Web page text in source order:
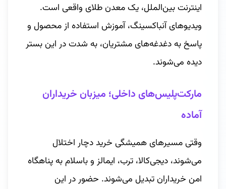
اینترنت بین‌الملل، یک معدن طلای واقعی است.
ویدیوهای آنباکسینگ، آموزش استفاده از محصول و
پاسخ به دغدغه‌های مشتریان، به شدت در این بستر
دیده می‌شوند.
مارکت‌پلیس‌های داخلی؛ میزبان خریداران
آماده
وقتی مسیرهای همیشگی خرید دچار اختلال
می‌شوند، دیجی‌کالا، ترب، ایمالز و باسلام به پناهگاه
امن خریداران تبدیل می‌شوند. حضور در این